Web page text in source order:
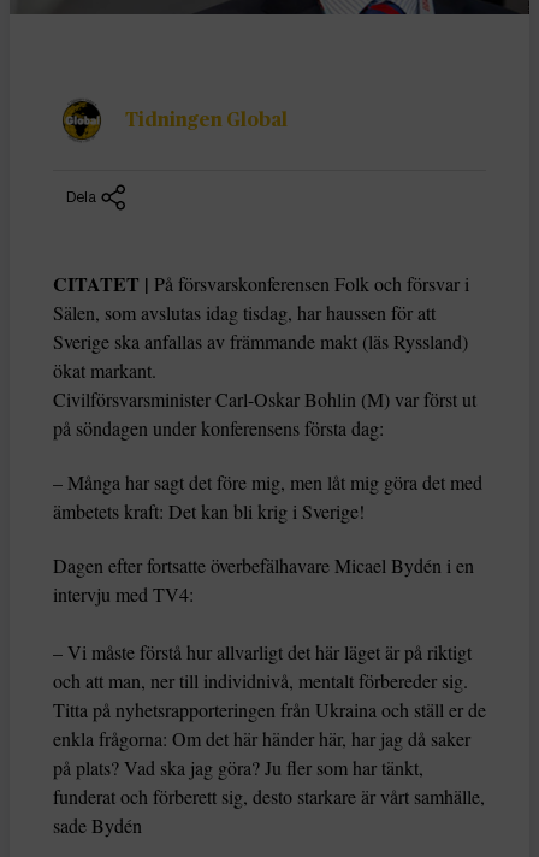
Tidningen Global
Dela
CITATET | På försvarskonferensen Folk och försvar i
Sälen, som avslutas idag tisdag, har haussen för att
Sverige ska anfallas av främmande makt (läs Ryssland)
ökat markant.
Civilförsvarsminister Carl-Oskar Bohlin (M) var först ut
på söndagen under konferensens första dag:
– Många har sagt det före mig, men låt mig göra det med
ämbetets kraft: Det kan bli krig i Sverige!
Dagen efter fortsatte överbefälhavare Micael Bydén i en
intervju med TV4:
– Vi måste förstå hur allvarligt det här läget är på riktigt
och att man, ner till individnivå, mentalt förbereder sig.
Titta på nyhetsrapporteringen från Ukraina och ställ er de
enkla frågorna: Om det här händer här, har jag då saker
på plats? Vad ska jag göra? Ju fler som har tänkt,
funderat och förberett sig, desto starkare är vårt samhälle,
sade Bydén